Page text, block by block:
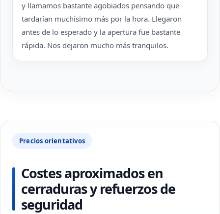
y llamamos bastante agobiados pensando que
tardarían muchísimo más por la hora. Llegaron
antes de lo esperado y la apertura fue bastante
rápida. Nos dejaron mucho más tranquilos.
Precios orientativos
Costes aproximados en
cerraduras y refuerzos de
seguridad